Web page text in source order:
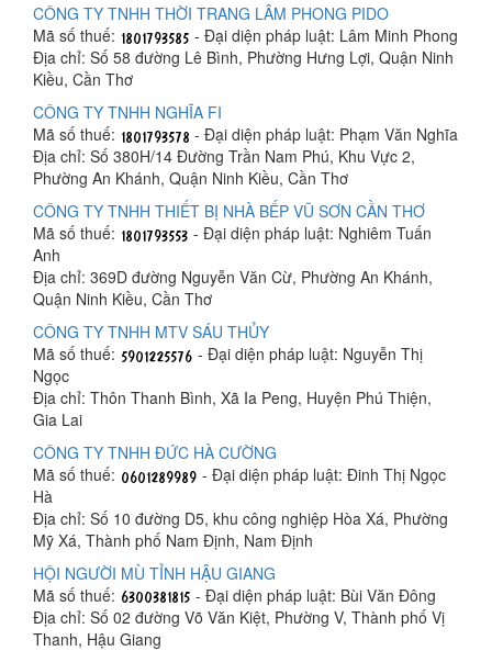
CÔNG TY TNHH THỜI TRANG LÂM PHONG PIDO
Mã số thuế:
- Đại diện pháp luật: Lâm Minh Phong
Địa chỉ: Số 58 đường Lê Bình, Phường Hưng Lợi, Quận Ninh
Kiều, Cần Thơ
CÔNG TY TNHH NGHĨA FI
Mã số thuế:
- Đại diện pháp luật: Phạm Văn Nghĩa
Địa chỉ: Số 380H/14 Đường Trần Nam Phú, Khu Vực 2,
Phường An Khánh, Quận Ninh Kiều, Cần Thơ
CÔNG TY TNHH THIẾT BỊ NHÀ BẾP VŨ SƠN CẦN THƠ
Mã số thuế:
- Đại diện pháp luật: Nghiêm Tuấn
Anh
Địa chỉ: 369D đường Nguyễn Văn Cừ, Phường An Khánh,
Quận Ninh Kiều, Cần Thơ
CÔNG TY TNHH MTV SÁU THỦY
Mã số thuế:
- Đại diện pháp luật: Nguyễn Thị
Ngọc
Địa chỉ: Thôn Thanh Bình, Xã Ia Peng, Huyện Phú Thiện,
Gia Lai
CÔNG TY TNHH ĐỨC HÀ CƯỜNG
Mã số thuế:
- Đại diện pháp luật: Đinh Thị Ngọc
Hà
Địa chỉ: Số 10 đường D5, khu công nghiệp Hòa Xá, Phường
Mỹ Xá, Thành phố Nam Định, Nam Định
HỘI NGƯỜI MÙ TỈNH HẬU GIANG
Mã số thuế:
- Đại diện pháp luật: Bùi Văn Đông
Địa chỉ: Số 02 đường Võ Văn Kiệt, Phường V, Thành phố Vị
Thanh, Hậu Giang